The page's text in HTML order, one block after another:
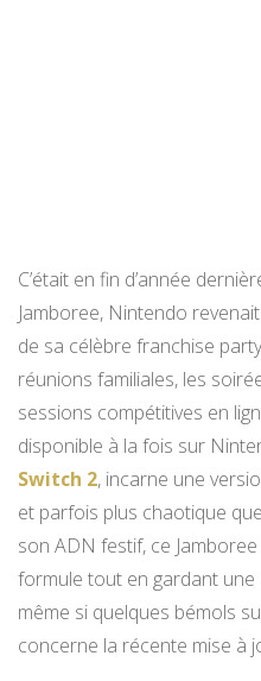
C’était en fin d’année
Jamboree, Nintendo
de sa célèbre franchise
réunions familiales, les
sessions compétitives en
disponible à la fois sur
Switch 2, incarne une
et parfois plus chaotique
son ADN festif, ce
formule tout en gardant une
même si quelques bémols
concerne la récente mise à